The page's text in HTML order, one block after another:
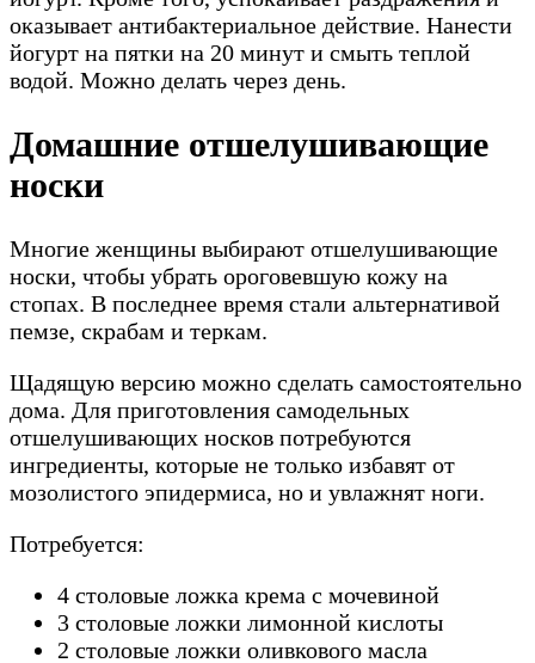
оказывает антибактериальное действие. Нанести
йогурт на пятки на 20 минут и смыть теплой
водой. Можно делать через день.
Домашние отшелушивающие
носки
Многие женщины выбирают отшелушивающие
носки, чтобы убрать ороговевшую кожу на
стопах. В последнее время стали альтернативой
пемзе, скрабам и теркам.
Щадящую версию можно сделать самостоятельно
дома. Для приготовления самодельных
отшелушивающих носков потребуются
ингредиенты, которые не только избавят от
мозолистого эпидермиса, но и увлажнят ноги.
Потребуется:
4 столовые ложка крема с мочевиной
3 столовые ложки лимонной кислоты
2 столовые ложки оливкового масла